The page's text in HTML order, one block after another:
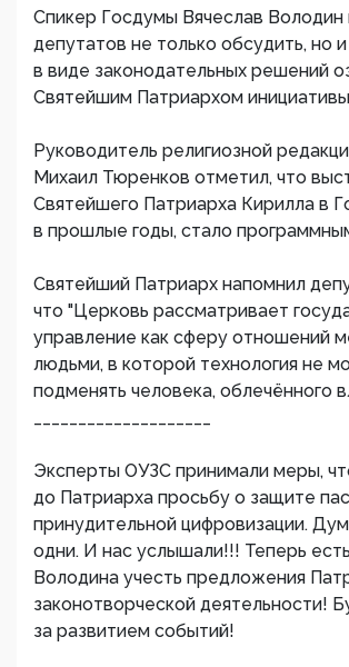
Спикер Госдумы Вячеслав Володин
депутатов не только обсудить, но
в виде законодательных решений
Святейшим Патриархом
Руководитель религиозной
Михаил Тюренков отметил, что
Святейшего Патриарха Кирилла в
в прошлые годы, стало
Святейший Патриарх напомнил
что "Церковь рассматривает
управление как сферу отношений
людьми, в которой технология не
подменять человека, облечённого
Эксперты ОУЗС принимали меры,
до Патриарха просьбу о защите
принудительной цифровизации.
одни. И нас услышали!!! Теперь
Володина учесть предложения
законотворческой деятельности!
за развитием событий!